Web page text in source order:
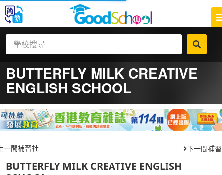
BUTTERFLY MILK CREATIVE
ENGLISH SCHOOL
一間補習社 下一間補
BUTTERFLY MILK CREATIVE ENGLISH